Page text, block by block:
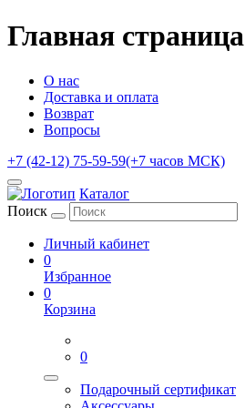
Главная страница
О нас
Доставка и оплата
Возврат
Вопросы
+7 (42-12) 75-59-59(+7 часов МСК)
Каталог
Поиск
Личный кабинет
0
Избранное
0
Корзина
0
Подарочный сертификат